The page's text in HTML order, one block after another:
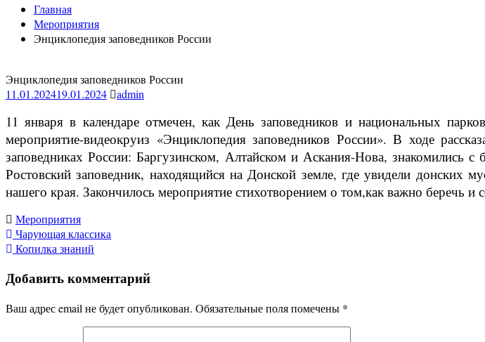
Главная
Мероприятия
Энциклопедия заповедников России
Энциклопедия заповедников России
11.01.202419.01.2024 admin
11 января в календаре отмечен, как День заповедников и национальных
мероприятие-видеокруиз «Энциклопедия заповедников России». В ходе
заповедниках России: Баргузинском, Алтайском и Аскания-Нова,
Ростовский заповедник, находящийся на Донской земле, где увидели донских
нашего края. Закончилось мероприятие стихотворением о том,как важно беречь и
Мероприятия
Навигация
по
записям
Чарующая классика
Копилка знаний
Добавить комментарий
Ваш адрес email не будет опубликован. Обязательные поля помечены *